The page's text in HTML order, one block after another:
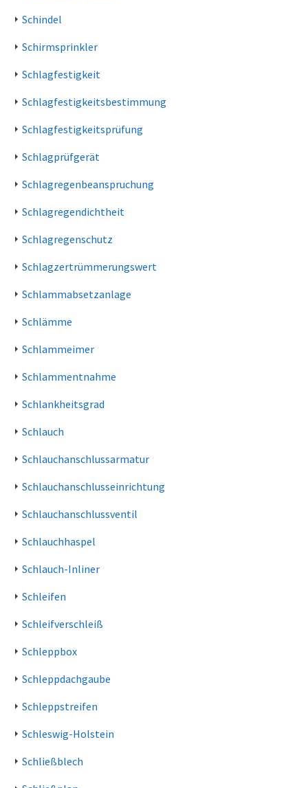
Schindel
Schirmsprinkler
Schlagfestigkeit
Schlagfestigkeitsbestimmung
Schlagfestigkeitsprüfung
Schlagprüfgerät
Schlagregenbeanspruchung
Schlagregendichtheit
Schlagregenschutz
Schlagzertrümmerungswert
Schlammabsetzanlage
Schlämme
Schlammeimer
Schlammentnahme
Schlankheitsgrad
Schlauch
Schlauchanschlussarmatur
Schlauchanschlusseinrichtung
Schlauchanschlussventil
Schlauchhaspel
Schlauch-Inliner
Schleifen
Schleifverschleiß
Schleppbox
Schleppdachgaube
Schleppstreifen
Schleswig-Holstein
Schließblech